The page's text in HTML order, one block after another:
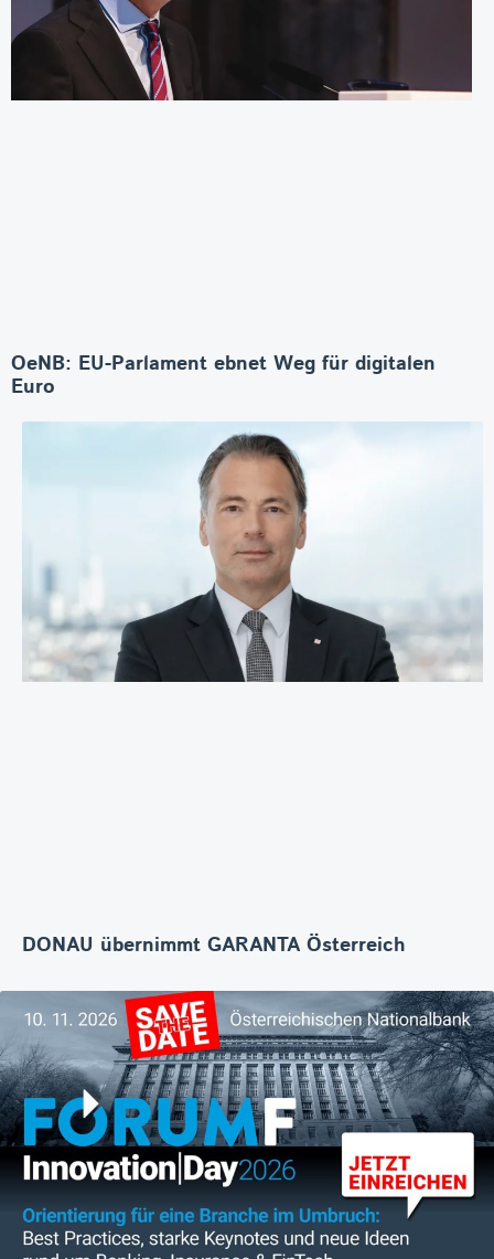
OeNB: EU-Parlament ebnet Weg für digitalen
Euro
DONAU übernimmt GARANTA Österreich